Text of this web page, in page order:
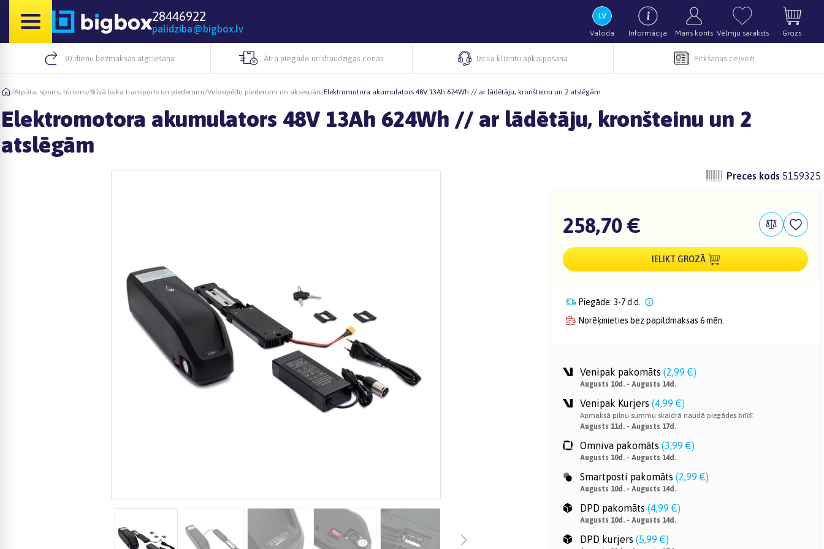
28446922
palidziba@bigbox.lv Valoda Informācija Mans konts Vēlmju saraksts Grozs
30 dienu bezmaksas atgriešana Ātra piegāde un draudzīgas cenas Izcila klientu apkalpošana Pirkšanas ceļveži
/Atpūta, sports, tūrisms/Brīvā laika transports un piederumi/Velosipēdu piederumi un aksesuāri/Elektromotora akumulators 48V 13Ah 624Wh // ar lādētāju, kronšteinu un 2 atslēgām
Elektromotora akumulators 48V 13Ah 624Wh // ar lādētāju, kronšteinu un 2
atslēgām
Preces kods 5159325
258,70 €
IELIKT GROZĀ
Piegāde: 3-7 d.d.
Norēķinieties bez papildmaksas 6 mēn.
Venipak pakomāts (2,99 €)
Augusts 10d. - Augusts 14d.
Venipak Kurjers (4,99 €)
Apmaksā pilnu summu skaidrā naudā piegādes brīdī.
Augusts 11d. - Augusts 17d.
Omniva pakomāts (3,99 €)
Augusts 10d. - Augusts 14d.
Smartposti pakomāts (2,99 €)
Augusts 10d. - Augusts 14d.
DPD pakomāts (4,99 €)
Augusts 10d. - Augusts 14d.
DPD kurjers (5,99 €)